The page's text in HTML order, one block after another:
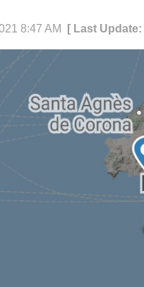
8:47 AM [ Last